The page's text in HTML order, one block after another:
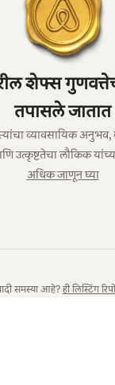
शेफ्स
तपासले जातात
व्यावसायिक अनुभव,
उत्कृष्टतेचा लौकिक
अधिक जाणून घ्या
समस्या आहे? ही लिस्टिंग